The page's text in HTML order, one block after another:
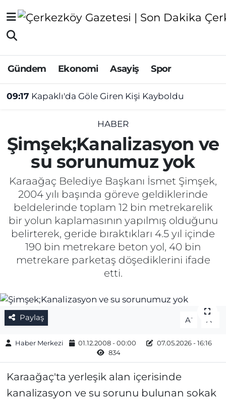
Gündem Ekonomi Asayiş Spor
09:17 Kapaklı'da Göle Giren Kişi Kayboldu
HABER
Şimşek;Kanalizasyon ve
su sorunumuz yok
Karaağaç Belediye Başkanı İsmet Şimşek,
2004 yılı başında göreve geldiklerinde
beldelerinde toplam 12 bin metrekarelik
bir yolun kaplamasının yapılmış olduğunu
belirterek, geride bıraktıkları 4.5 yıl içinde
190 bin metrekare beton yol, 40 bin
metrekare parketaş döşediklerini ifade
etti.
Paylaş A- A
Haber Merkezi 01.12.2008 - 00:00
07.05.2026 - 16:16
834
Karaağaç'ta yerleşik alan içerisinde
kanalizasyon ve su sorunu bulunan sokak
Ekonomi
Gündem
Kültür&Sanat
Manşet
SAĞLIK
Spor
Gizlilik Sözleşmesi
Künye
Topluluk Kuralları
Yayın İlkeleri
Tekirdağ Hava Durumu
Tekirdağ Namaz Vakitleri
Süper Lig Puan Durumu ve Fikstür
Tüm Manşetler
Son Dakika Haberleri
Haber Arşivi